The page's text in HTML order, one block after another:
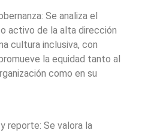
Se analiza el
activo de la alta dirección
cultura inclusiva, con
la equidad tanto al
como en su
reporte: Se valora la